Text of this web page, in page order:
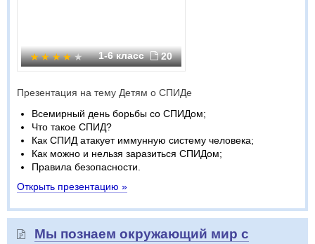
1-6 класс 20
Презентация на тему Детям о СПИДе
Всемирный день борьбы со СПИДом;
Что такое СПИД?
Как СПИД атакует иммунную систему человека;
Как можно и нельзя заразиться СПИДом;
Правила безопасности.
Открыть презентацию »
Мы познаем окружающий мир с